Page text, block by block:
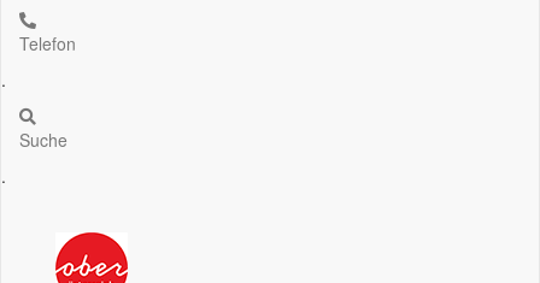
Telefon
.
Suche
.